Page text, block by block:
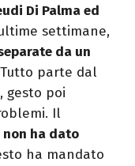
Di Palma ed
settimane,
da un
parte dal
gesto poi
Il
non ha dato
ha mandato